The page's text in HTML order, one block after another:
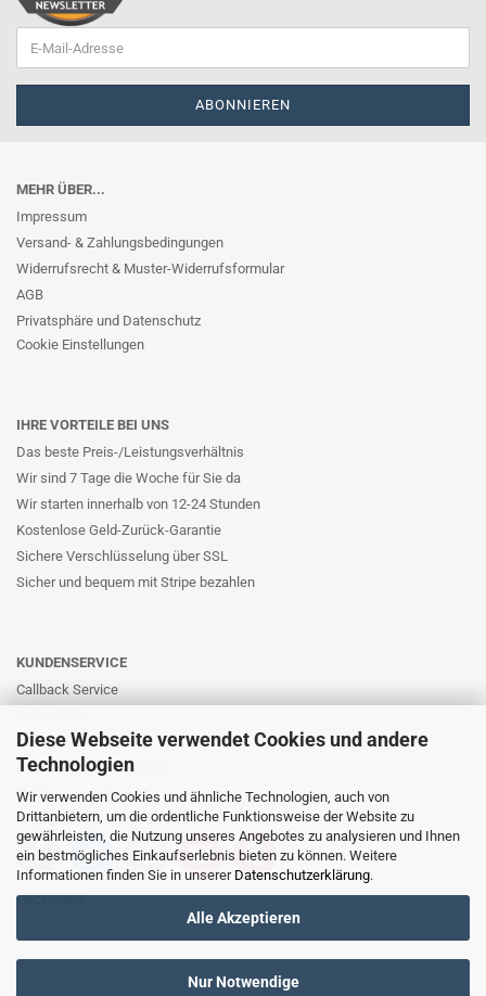
Diese Webseite verwendet Cookies und andere
Technologien
Wir verwenden Cookies und ähnliche Technologien, auch von
Drittanbietern, um die ordentliche Funktionsweise der Website zu
gewährleisten, die Nutzung unseres Angebotes zu analysieren und Ihnen
ein bestmögliches Einkaufserlebnis bieten zu können. Weitere
Informationen finden Sie in unserer Datenschutzerklärung.
Alle Akzeptieren
Nur Notwendige
MEHR ÜBER...
Impressum
Versand- & Zahlungsbedingungen
Widerrufsrecht & Muster-Widerrufsformular
AGB
Privatsphäre und Datenschutz
Cookie Einstellungen
IHRE VORTEILE BEI UNS
Das beste Preis-/Leistungsverhältnis
Wir sind 7 Tage die Woche für Sie da
Wir starten innerhalb von 12-24 Stunden
Kostenlose Geld-Zurück-Garantie
Sichere Verschlüsselung über SSL
Sicher und bequem mit Stripe bezahlen
KUNDENSERVICE
Callback Service
Kontaktformular
E-Mail: info@likernow.de
Skype Live Support
Ihre Meinung und Ideen
FACEBOOK